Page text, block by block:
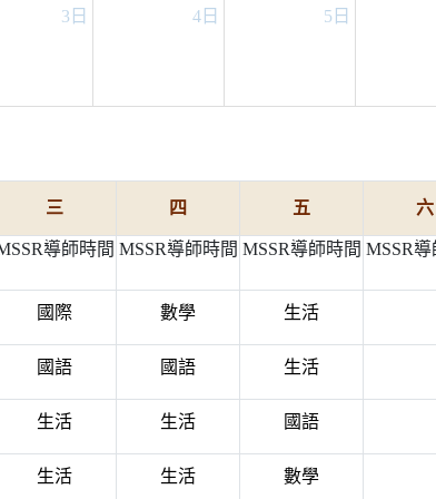
3日 4日 5日
pdf
三 四 五 六
導師時間 MSSR導師時間 MSSR導師時間 MSSR導
國際 數學 生活
國語 國語 生活
生活 生活 國語
生活 生活 數學